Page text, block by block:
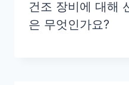
건조 장비에 대해
은 무엇인가요?